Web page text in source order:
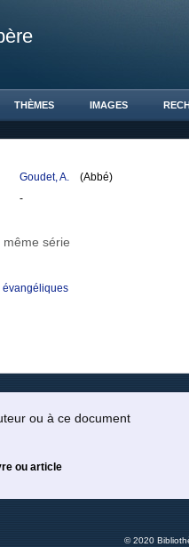
THÈMES IMAGES
Goudet, A.
(Abbé)
-
série
évangéliques
ou à ce document
ou article
© 2020